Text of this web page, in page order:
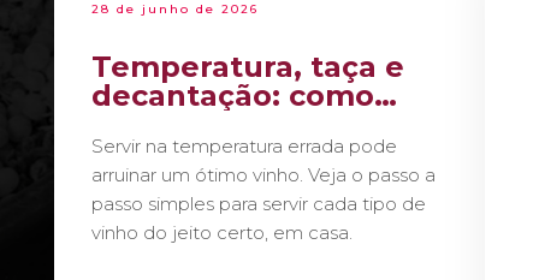
28 de junho de 2026
Temperatura, taça e
decantação: como
sommelier
Servir na temperatura errada pode
arruinar um ótimo vinho. Veja o passo a
passo simples para servir cada tipo de
vinho do jeito certo, em casa.